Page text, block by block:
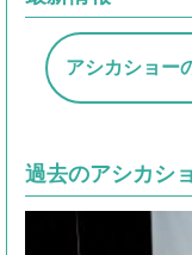
アシカショー
過去のアシカシ